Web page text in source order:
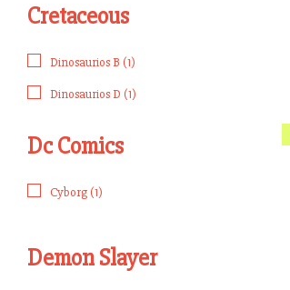
Cretaceous
Dinosaurios B (1)
Dinosaurios D (1)
Dc Comics
Cyborg (1)
Demon Slayer